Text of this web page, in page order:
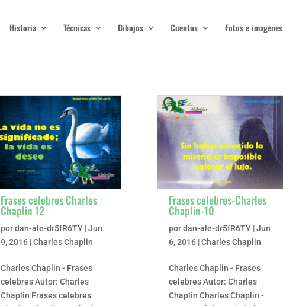
Historia Técnicas Dibujos Cuentos Fotos e imagenes
Frases celebres Charles
Chaplin 12
pordan-ale-dr5fR6TY |Jun
9, 2016 |Charles Chaplin
Charles Chaplin - Frases
celebres Autor: Charles
Chaplin Frases celebres
Frases celebres-Charles
Chaplin-10
pordan-ale-dr5fR6TY |Jun
6, 2016 |Charles Chaplin
Charles Chaplin - Frases
celebres Autor: Charles
Chaplin Charles Chaplin -